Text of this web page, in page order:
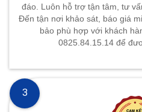
đáo. Luôn hỗ trợ tận tâm, tư
Đến tận nơi khảo sát, báo giá
bảo phù hợp với khách
0825.84.15.14 để
3